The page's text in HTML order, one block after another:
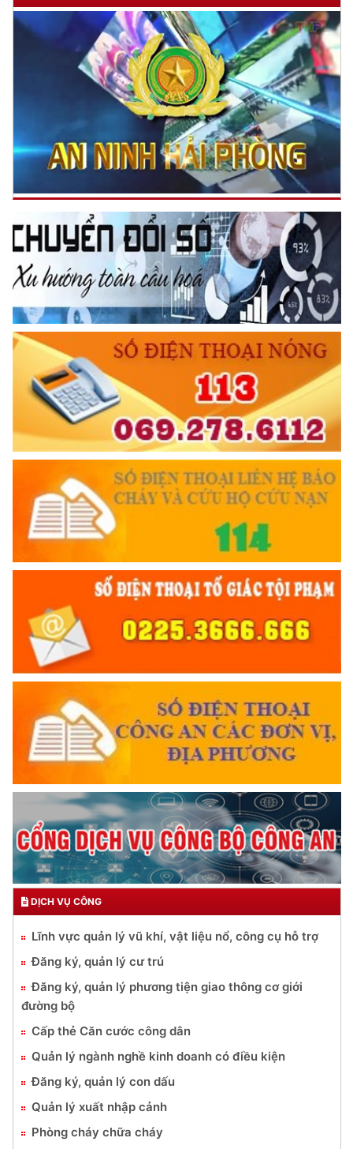
DỊCH VỤ CÔNG
Lĩnh vực quản lý vũ khí, vật liệu nổ, công cụ hỗ trợ
Đăng ký, quản lý cư trú
Đăng ký, quản lý phương tiện giao thông cơ giới
đường bộ
Cấp thẻ Căn cước công dân
Quản lý ngành nghề kinh doanh có điều kiện
Đăng ký, quản lý con dấu
Quản lý xuất nhập cảnh
Phòng cháy chữa cháy